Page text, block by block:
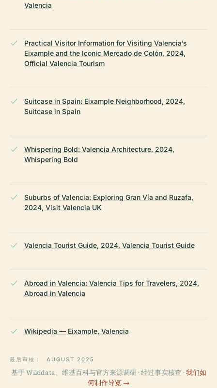
Valencia
Practical Visitor Information for Visiting Valencia’s
Eixample and the Iconic Mercado de Colón, 2024,
Official Valencia Tourism
Suitcase in Spain: Eixample Neighborhood, 2024,
Suitcase in Spain
Whispering Bold: Valencia Architecture, 2024,
Whispering Bold
Suburbs of Valencia: Exploring Gran Vía and Ruzafa,
2024, Visit Valencia UK
Valencia Tourist Guide, 2024, Valencia Tourist Guide
Abroad in Valencia: Valencia Tips for Travelers, 2024,
Abroad in Valencia
Wikipedia — Eixample, Valencia
最后审核： AUGUST 2025
基于 Wikidata、维基百科与官方来源调研 · 经过事实核查 · 我们如
何制作导览 →